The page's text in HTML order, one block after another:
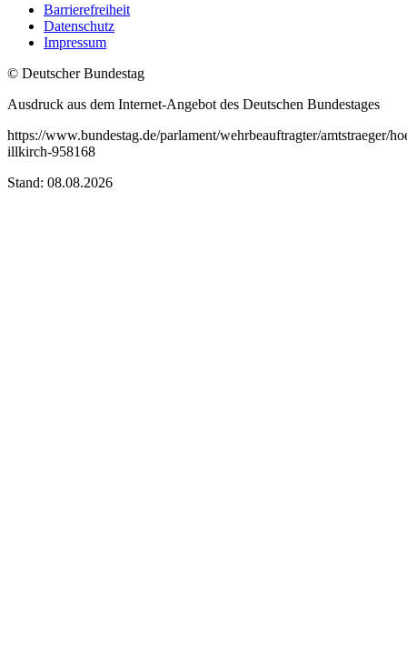
Barrierefreiheit
Datenschutz
Impressum
© Deutscher Bundestag
Ausdruck aus dem Internet-Angebot des Deutschen Bundestages
https://www.bundestag.de/parlament/wehrbeauftragter/amtstraeger/
illkirch-958168
Stand: 08.08.2026